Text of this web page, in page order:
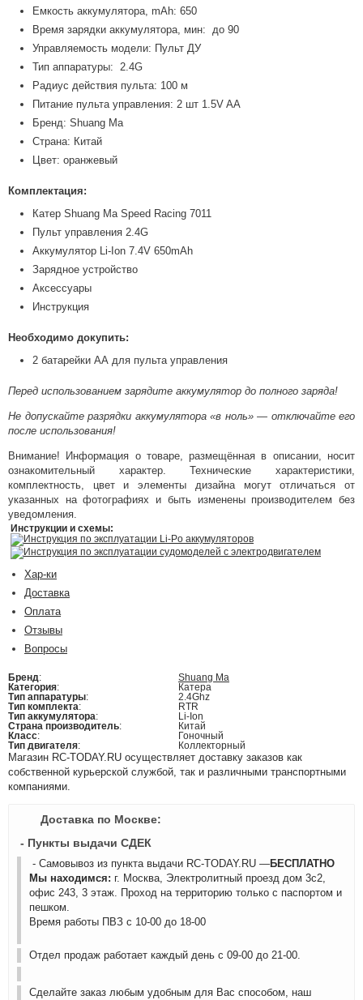
Емкость аккумулятора, mAh: 650
Время зарядки аккумулятора, мин: до 90
Управляемость модели: Пульт ДУ
Тип аппаратуры: 2.4G
Радиус действия пульта: 100 м
Питание пульта управления: 2 шт 1.5V AA
Бренд: Shuang Ma
Страна: Китай
Цвет: оранжевый
Комплектация:
Катер Shuang Ma Speed Racing 7011
Пульт управления 2.4G
Аккумулятор Li-Ion 7.4V 650mAh
Зарядное устройство
Аксессуары
Инструкция
Необходимо докупить:
2 батарейки АА для пульта управления
Перед использованием зарядите аккумулятор до полного заряда!
Не допускайте разрядки аккумулятора «в ноль» — отключайте его
после использования!
Внимание! Информация о товаре, размещённая в описании, носит
ознакомительный характер. Технические характеристики,
комплектность, цвет и элементы дизайна могут отличаться от
указанных на фотографиях и быть изменены производителем без
уведомления.
Инструкции и схемы:
Инструкция по эксплуатации Li-Po аккумуляторов
Инструкция по эксплуатации судомоделей с электродвигателем
Хар-ки
Доставка
Оплата
Отзывы
Вопросы
Бренд:
Shuang Ma
Категория:
Катера
Тип аппаратуры:
2.4Ghz
Тип комплекта:
RTR
Тип аккумулятора:
Li-Ion
Страна производитель:
Китай
Класс:
Гоночный
Тип двигателя: Коллекторный
Магазин RC-TODAY.RU осуществляет доставку заказов как
собственной курьерской службой, так и различными транспортными
компаниями.
Доставка по Москве:
- Пункты выдачи СДЕК
- Самовывоз из пункта выдачи RC-TODAY.RU —БЕСПЛАТНО
Мы находимся: г. Москва, Электролитный проезд дом 3с2,
офис 243, 3 этаж. Проход на территорию только с паспортом и
пешком.
Время работы ПВЗ с 10-00 до 18-00
Отдел продаж работает каждый день с 09-00 до 21-00.
Сделайте заказ любым удобным для Вас способом, наш